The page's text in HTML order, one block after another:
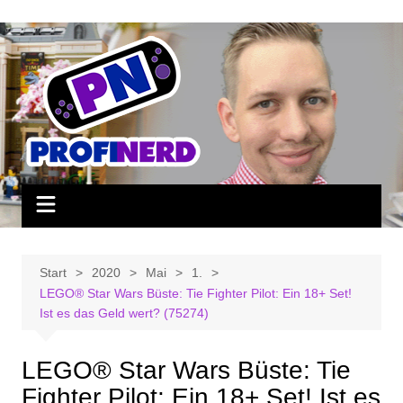
Inhalt
springen
Start 2020 Mai
1.
LEGO® Star Wars Büste: Tie Fighter Pilot: Ein 18+ Set!
Ist es das Geld wert? (75274)
LEGO® Star Wars Büste: Tie
Fighter Pilot: Ein 18+ Set! Ist es